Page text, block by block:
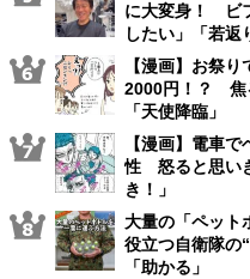
に大変身！ ビ
したい」「若返
【漫画】お祭
2000円！？ 焦
「天使降臨」
【漫画】電車
性 怒ると思い
き！」
大量の「ペッ
役立つ自衛隊の
「助かる」